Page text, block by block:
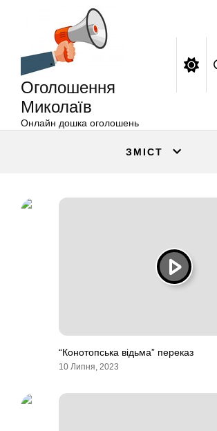
Оголошення
Миколаїв
Онлайн дошка оголошень
ЗМІСТ
“Конотопська відьма” переказ
10 Липня, 2023